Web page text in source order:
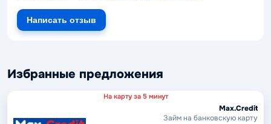
Написать отзыв
Избранные предложения
На карту за 5 минут
Max.Credit
Займ на банковскую карту